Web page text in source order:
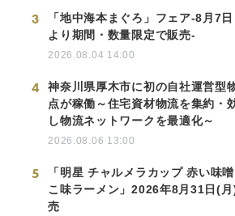
3
「地中海本まぐろ」フェア-8月7日
より期間・数量限定で販売-
2026.08.04 14:00
4
神奈川県厚木市に初の自社運営型
点が稼働～住宅資材物流を集約・
し物流ネットワークを最適化～
2026.08.06 13:00
5
「明星 チャルメラカップ 赤い味
こ味ラーメン」2026年8月31日(
売